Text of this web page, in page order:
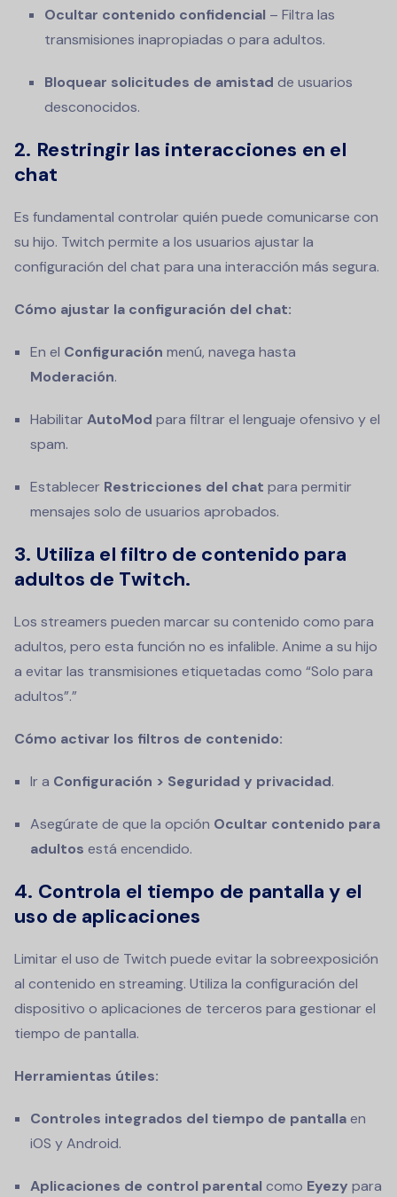
Ocultar contenido confidencial – Filtra las
transmisiones inapropiadas o para adultos.
Bloquear solicitudes de amistad de usuarios
desconocidos.
2. Restringir las interacciones en el
chat
Es fundamental controlar quién puede comunicarse con
su hijo. Twitch permite a los usuarios ajustar la
configuración del chat para una interacción más segura.
Cómo ajustar la configuración del chat:
En el Configuración menú, navega hasta
Moderación.
HabilitarAutoMod para filtrar el lenguaje ofensivo y el
spam.
Establecer Restricciones del chat para permitir
mensajes solo de usuarios aprobados.
3. Utiliza el filtro de contenido para
adultos de Twitch.
Los streamers pueden marcar su contenido como para
adultos, pero esta función no es infalible. Anime a su hijo
a evitar las transmisiones etiquetadas como “Solo para
adultos”.”
Cómo activar los filtros de contenido:
Ir a Configuración > Seguridad y privacidad.
Asegúrate de que la opción Ocultar contenido para
adultos está encendido.
4. Controla el tiempo de pantalla y el
uso de aplicaciones
Limitar el uso de Twitch puede evitar la sobreexposición
al contenido en streaming. Utiliza la configuración del
dispositivo o aplicaciones de terceros para gestionar el
tiempo de pantalla.
Herramientas útiles:
Controles integrados del tiempo de pantallaen
iOS y Android.
Aplicaciones de control parental como Eyezy para